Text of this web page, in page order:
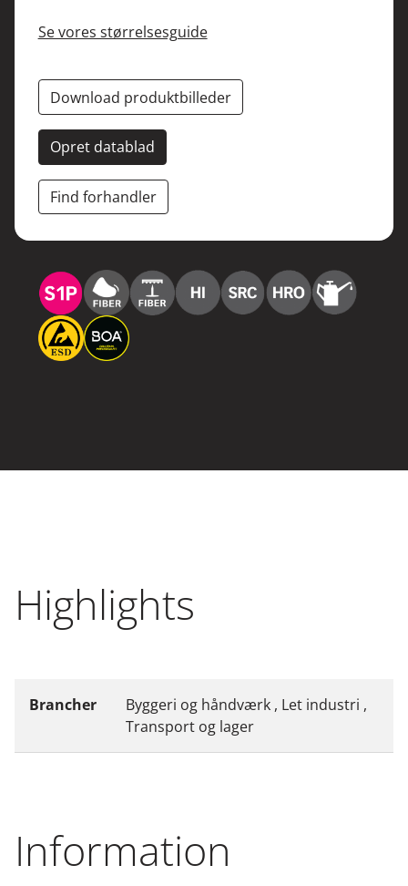
Se vores størrelsesguide
Download produktbilleder
Opret datablad
Find forhandler
Highlights
Brancher
Byggeri og håndværk , Let industri ,
Transport og lager
Information